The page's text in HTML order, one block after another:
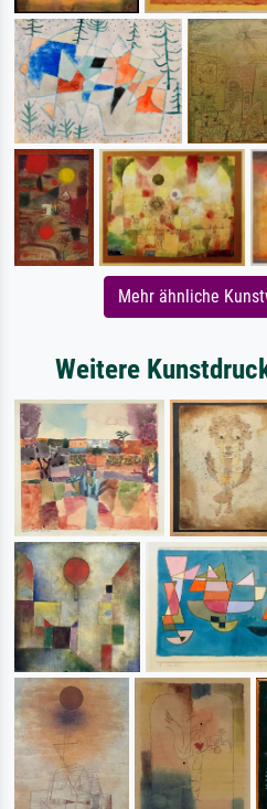
Mehr ähnliche
Weitere